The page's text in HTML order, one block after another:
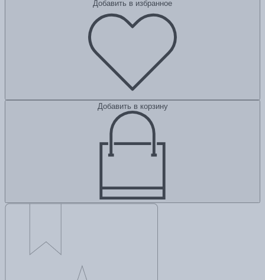
Добавить в избранное
Добавить в корзину